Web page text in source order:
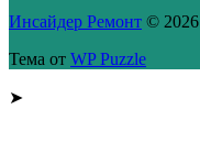
Инсайдер Ремонт © 2026
Тема от WP Puzzle
➤